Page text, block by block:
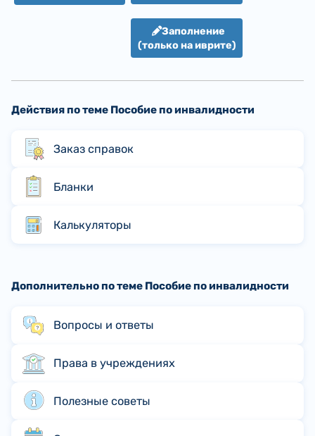
Заполнение
(только на иврите)
Действия по теме Пособие по инвалидности
Заказ справок
Бланки
Калькуляторы
Дополнительно по теме Пособие по инвалидности
Вопросы и ответы
Права в учреждениях
Полезные советы